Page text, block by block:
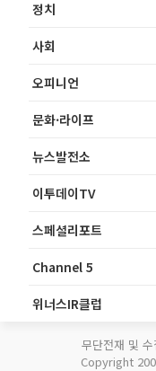
정치
사회
오피니언
문화·라이프
뉴스발전소
이투데이TV
스페셜리포트
Channel 5
위너스IR클럽
무단전재 및
Copyright